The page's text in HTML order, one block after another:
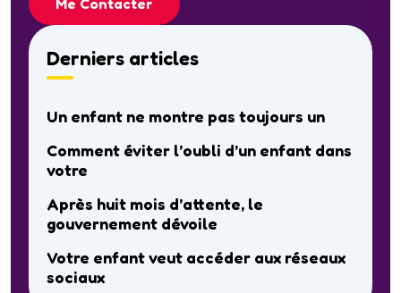
Me Contacter
Derniers articles
Un enfant ne montre pas toujours un
Comment éviter l’oubli d’un enfant dans
votre
Après huit mois d’attente, le
gouvernement dévoile
Votre enfant veut accéder aux réseaux
sociaux